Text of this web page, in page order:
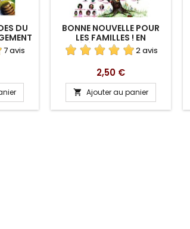
DU
7 avis
BONNE NOUVELLE POUR
LES FAMILLES ! EN
TÉLÉCHARGEMENT
2 avis
Prix
2,50 €
 Ajouter au panier